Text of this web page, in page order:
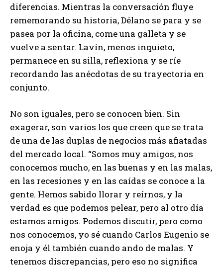
diferencias. Mientras la conversación fluye
rememorando su historia, Délano se para y se
pasea por la oficina, come una galleta y se
vuelve a sentar. Lavín, menos inquieto,
permanece en su silla, reflexiona y se ríe
recordando las anécdotas de su trayectoria en
conjunto.
No son iguales, pero se conocen bien. Sin
exagerar, son varios los que creen que se trata
de una de las duplas de negocios más afiatadas
del mercado local. “Somos muy amigos, nos
conocemos mucho, en las buenas y en las malas,
en las recesiones y en las caídas se conoce a la
gente. Hemos sabido llorar y reírnos, y la
verdad es que podemos pelear, pero al otro día
estamos amigos. Podemos discutir, pero como
nos conocemos, yo sé cuando Carlos Eugenio se
enoja y él también cuando ando de malas. Y
tenemos discrepancias, pero eso no significa